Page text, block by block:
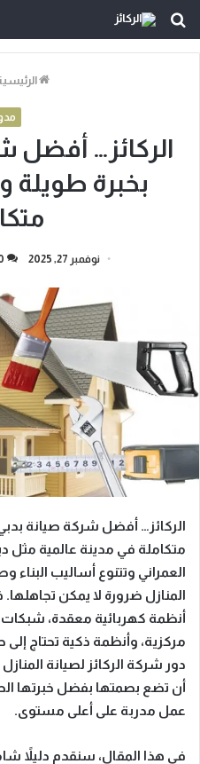
بحث
الركائز… أفضل
بخبرة طويلة
نوفمبر 27, 2025
الركائز… أفضل شركة صيانة
متكاملة في مدينة عالمية مثل
العمراني وتتنوع أساليب
المنازل ضرورة لا يمكن تجاهلها.
أنظمة كهربائية معقدة، شبكات
مركزية، وأنظمة ذكية تحتاج
دور شركة الركائز لصيانة
أن تضع بصمتها بفضل خبرتها
عمل مدربة على أعلى مستوى.
في هذا المقال، سنقدم دليلاً